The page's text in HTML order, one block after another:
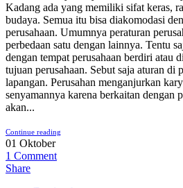
Kadang ada yang memiliki sifat keras,
budaya. Semua itu bisa diakomodasi
perusahaan. Umumnya peraturan
perbedaan satu dengan lainnya. Tentu
dengan tempat perusahaan berdiri atau
tujuan perusahaan. Sebut saja aturan di
lapangan. Perusahan menganjurkan
senyamannya karena berkaitan dengan
akan...
Continue reading
01 Oktober
1 Comment
Share